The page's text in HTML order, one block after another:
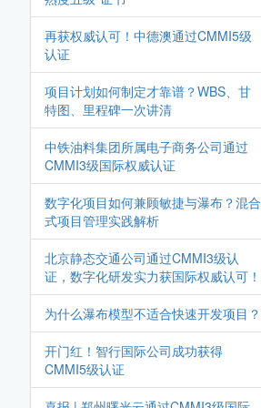
再获权威认可！中德澳通过CMMI5级
认证
项目计划如何制定才靠谱？WBS、甘
特图、里程碑一次讲清
中铁油料集团所属电子商务公司通过
CMMI3级国际权威认证
数字化项目如何兼顾敏捷与瀑布？混合
式项目管理实践解析
北京静态交通公司通过CMMI3级认
证，数字化研发实力获国际权威认可！
为什么瀑布模型不适合快速开发项目？
开门红！智行国际公司成功获得
CMMI5级认证